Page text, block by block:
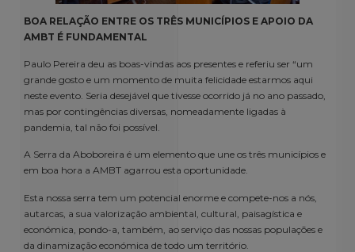
BOA RELAÇÃO ENTRE OS TRÊS MUNICÍPIOS E APOIO DA
AMBT É FUNDAMENTAL
Paulo Pereira deu as boas-vindas aos presentes e referiu ser “um
grande gosto e um momento de muita felicidade estarmos aqui
neste evento. Seria desejável que tivesse ocorrido já no ano passado,
mas por contingências diversas, nomeadamente ligadas à
pandemia, tal não foi possível.
A Serra da Aboboreira é um elemento que une os três municípios e
em boa hora a AMBT agarrou esta oportunidade.
Esta nossa serra tem um potencial enorme e compete-nos a nós,
autarcas, a sua valorização ambiental, cultural, paisagística e
económica, pondo-a, também, ao serviço das nossas populações e
da dinamização económica de todo um território.